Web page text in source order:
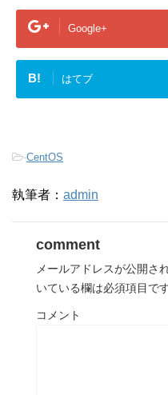
Google+
B! はてブ
-CentOS
執筆者： admin
comment
メールアドレスが公開さ
いている欄は必須項目で
コメント